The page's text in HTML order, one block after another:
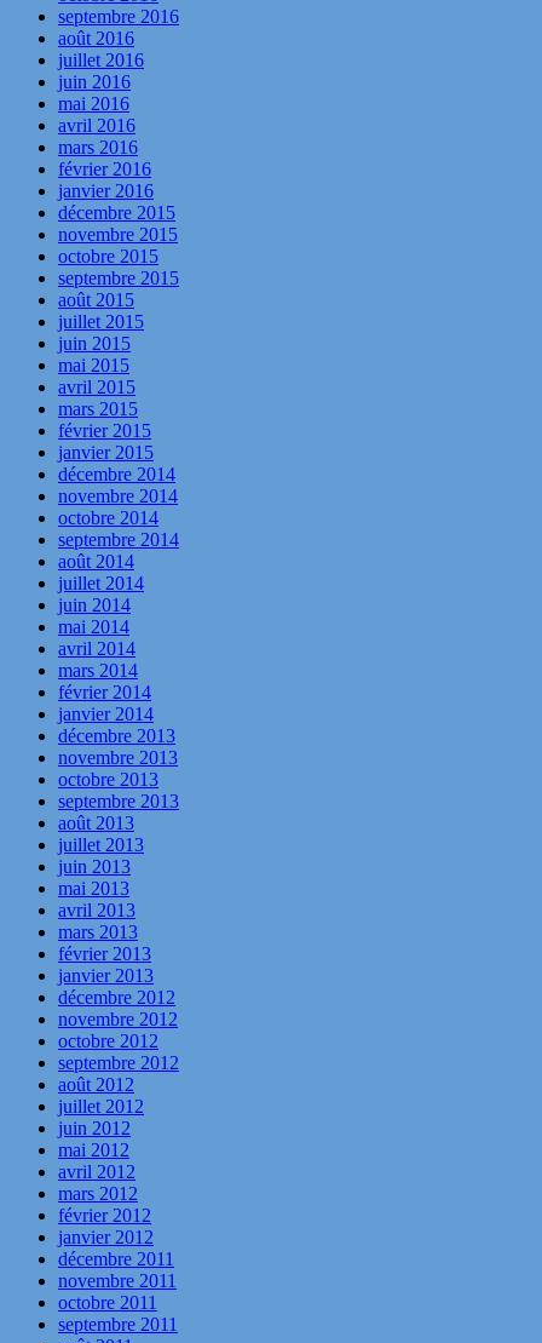
septembre 2016
août 2016
juillet 2016
juin 2016
mai 2016
avril 2016
mars 2016
février 2016
janvier 2016
décembre 2015
novembre 2015
octobre 2015
septembre 2015
août 2015
juillet 2015
juin 2015
mai 2015
avril 2015
mars 2015
février 2015
janvier 2015
décembre 2014
novembre 2014
octobre 2014
septembre 2014
août 2014
juillet 2014
juin 2014
mai 2014
avril 2014
mars 2014
février 2014
janvier 2014
décembre 2013
novembre 2013
octobre 2013
septembre 2013
août 2013
juillet 2013
juin 2013
mai 2013
avril 2013
mars 2013
février 2013
janvier 2013
décembre 2012
novembre 2012
octobre 2012
septembre 2012
août 2012
juillet 2012
juin 2012
mai 2012
avril 2012
mars 2012
février 2012
janvier 2012
décembre 2011
novembre 2011
octobre 2011
septembre 2011